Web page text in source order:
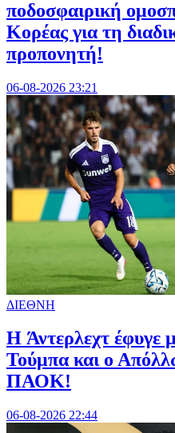
ποδοσφαιρική
Κορέας για τη
προπονητή!
06-08-2026 23:21
ΔΙΕΘΝΗ
H Άντερλεχτ έφυγε
Τούμπα και ο
ΠΑΟΚ!
06-08-2026 22:44